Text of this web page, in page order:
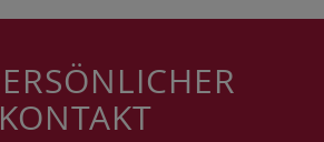
KONTAKT